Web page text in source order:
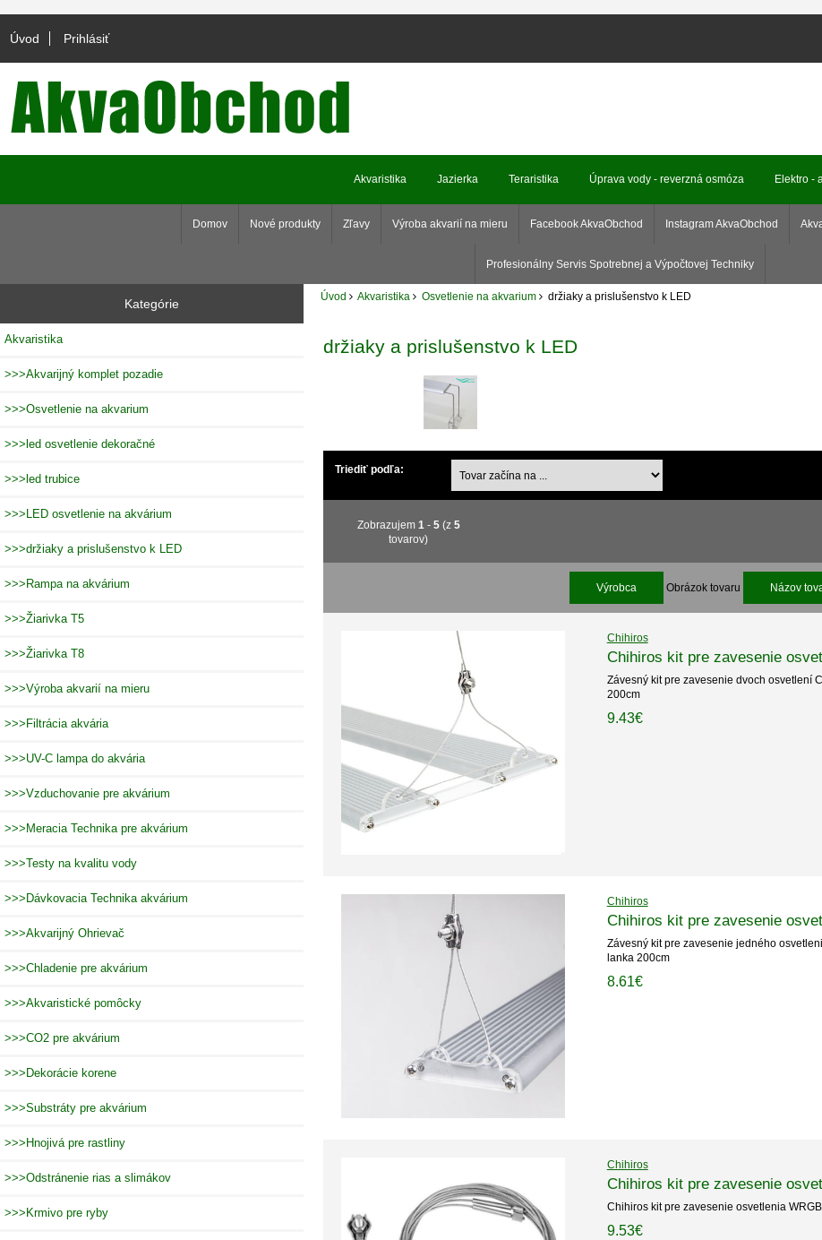
Úvod Prihlásiť
Akvaristika Jazierka Teraristika Úprava vody - reverzná osmóza Elektro -
Domov Nové produkty Zľavy Výroba akvarií na mieru Facebook AkvaObchod Instagram AkvaObchod
Profesionálny Servis Spotrebnej a Výpočtovej Techniky
Kategórie
Akvaristika
>>>Akvarijný komplet pozadie
>>>Osvetlenie na akvarium
>>>led osvetlenie dekoračné
>>>led trubice
>>>LED osvetlenie na akvárium
>>>držiaky a prislušenstvo k LED
>>>Rampa na akvárium
>>>Žiarivka T5
>>>Žiarivka T8
>>>Výroba akvarií na mieru
>>>Filtrácia akvária
>>>UV-C lampa do akvária
>>>Vzduchovanie pre akvárium
>>>Meracia Technika pre akvárium
>>>Testy na kvalitu vody
>>>Dávkovacia Technika akvárium
>>>Akvarijný Ohrievač
>>>Chladenie pre akvárium
>>>Akvaristické pomôcky
>>>CO2 pre akvárium
>>>Dekorácie korene
>>>Substráty pre akvárium
>>>Hnojivá pre rastliny
>>>Odstránenie rias a slimákov
>>>Krmivo pre ryby
Úvod Akvaristika Osvetlenie na akvarium držiaky a prislušenstvo k LED
držiaky a prislušenstvo k LED
Triediť podľa:
Zobrazujem 1 - 5(z 5
tovarov)
Výrobca Obrázok tovaru Názov
Chihiros
Chihiros kit pre zavesenie
Závesný kit pre zavesenie dvoch osvetlení
200cm
9.43€
Chihiros
Chihiros kit pre zavesenie
Závesný kit pre zavesenie jedného
lanka 200cm
8.61€
Chihiros
Chihiros kit pre zavesenie
Chihiros kit pre zavesenie osvetlenia WRGB
9.53€